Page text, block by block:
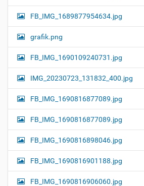
FB_IMG_1689877954634.jpg
grafik.png
FB_IMG_1690109240731.jpg
IMG_20230723_131832_400.jpg
FB_IMG_1690816877089.jpg
FB_IMG_1690816877089.jpg
FB_IMG_1690816898046.jpg
FB_IMG_1690816901188.jpg
FB_IMG_1690816906060.jpg